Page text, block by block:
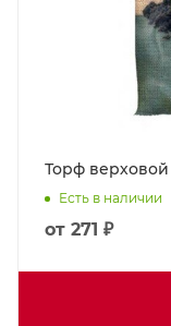
Есть в наличии
от 271 ₽